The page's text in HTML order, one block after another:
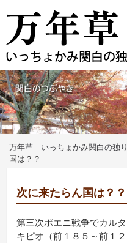
ン
ン
ツ
へ
ス
キ
ッ
プ
万年草 いっちょかみ関白の独
国は？？
次に来たらん国は？
第三次ポエニ戦争でカル
キピオ（前１８５～前１